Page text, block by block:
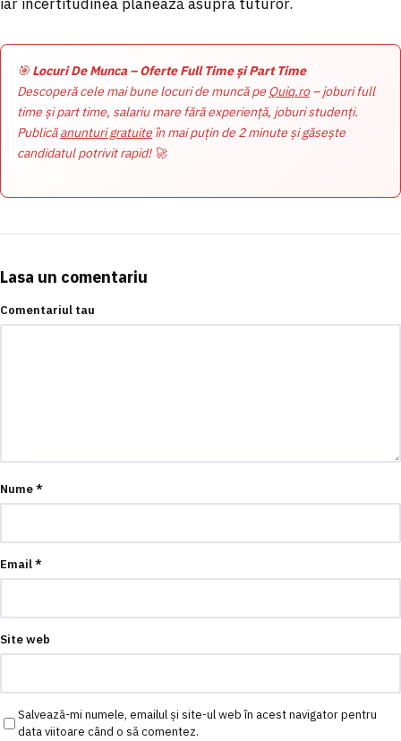
🎯 Locuri De Munca – Oferte Full Time și Part Time
Descoperă cele mai bune locuri de muncă pe Quiq.ro– joburi full
time și part time, salariu mare fără experiență, joburi studenți.
Publicăanunturi gratuite în mai puțin de 2 minute și găsește
candidatul potrivit rapid! 🚀
Lasa un comentariu
Comentariul tau
Nume*
Email*
Site web
Salvează-mi numele, emailul și site-ul web în acest navigator pentru
data viitoare când o să comentez.